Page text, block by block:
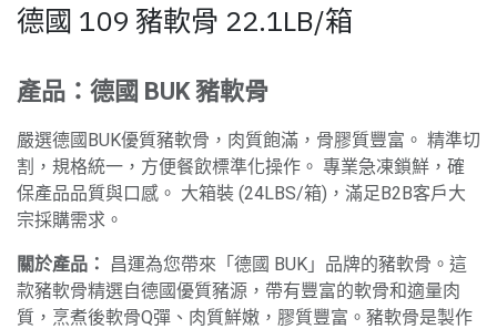
德國 109 豬軟骨 22.1LB/箱
產品：德國 BUK 豬軟骨
嚴選德國BUK優質豬軟骨，肉質飽滿，骨膠質豐富。 精準切
割，規格統一，方便餐飲標準化操作。 專業急凍鎖鮮，確
保產品品質與口感。 大箱裝 (24LBS/箱)，滿足B2B客戶大
宗採購需求。
關於產品：
昌運為您帶來「德國 BUK」品牌的豬軟骨。這
款豬軟骨精選自德國優質豬源，帶有豐富的軟骨和適量肉
質，烹煮後軟骨Q彈、肉質鮮嫩，膠質豐富。豬軟骨是製作